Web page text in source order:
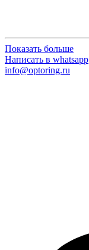
Показать больше
Написать в whatsapp
info@optoring.ru